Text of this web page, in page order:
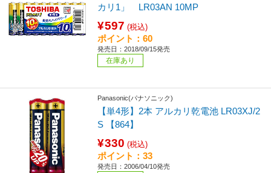
カリ1」 LR03AN 10MP
¥597 (税込)
ポイント：60
発売日：2018/09/15発売
在庫あり
Panasonic(パナソニック)
【単4形】2本 アルカリ乾電池 LR03XJ/2
S 【864】
¥330 (税込)
ポイント：33
発売日：2006/04/10発売